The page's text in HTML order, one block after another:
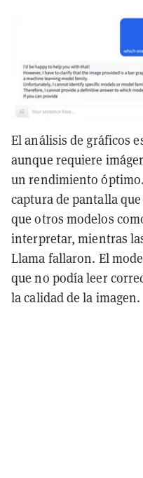
El análisis de gráficos
aunque requiere
un rendimiento
captura de pantalla
que otros modelos
interpretar, mientras
Llama fallaron. El
que no podía leer
la calidad de la imagen.